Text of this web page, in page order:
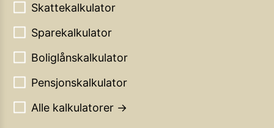
Skattekalkulator
Sparekalkulator
Boliglånskalkulator
Pensjonskalkulator
Alle kalkulatorer →